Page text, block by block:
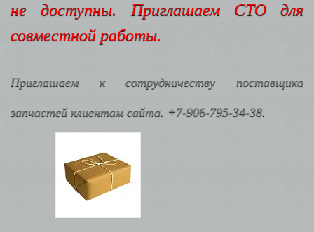
не доступны. Приглашаем СТО для
совместной работы.
Приглашаем к сотрудничеству поставщика
запчастей клиентам сайта. +7-906-795-34-38.